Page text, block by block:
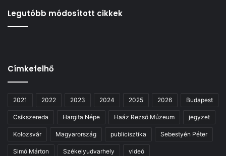
Legutóbb módosított cikkek
Címkefelhő
2021 2022 2023 2024 2025 2026 Budapest
Csíkszereda Hargita Népe Haáz Rezső Múzeum jegyzet
Kolozsvár Magyarország publicisztika Sebestyén Péter
Simó Márton Székelyudvarhely videó